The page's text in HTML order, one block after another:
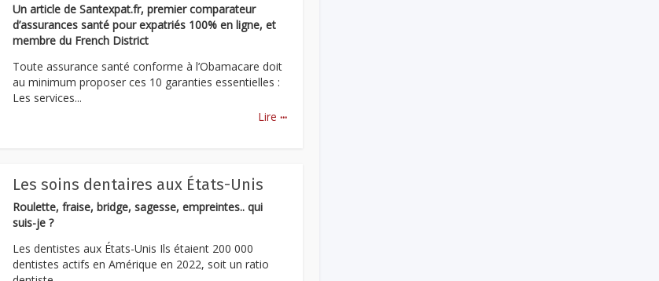
Un article de Santexpat.fr, premier comparateur
d’assurances santé pour expatriés 100% en ligne, et
membre du French District
Toute assurance santé conforme à l’Obamacare doit
au minimum proposer ces 10 garanties essentielles :
Les services...
Lire ...
Les soins dentaires aux États-Unis
Roulette, fraise, bridge, sagesse, empreintes.. qui
suis-je ?
Les dentistes aux États-Unis Ils étaient 200 000
dentistes actifs en Amérique en 2022, soit un ratio